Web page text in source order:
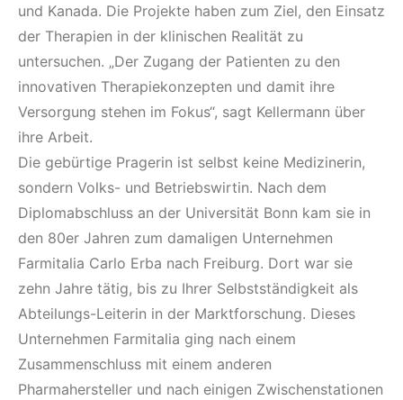
und Kanada. Die Projekte haben zum Ziel, den Einsatz
der Therapien in der klinischen Realität zu
untersuchen. „Der Zugang der Patienten zu den
innovativen Therapiekonzepten und damit ihre
Versorgung stehen im Fokus“, sagt Kellermann über
ihre Arbeit.
Die gebürtige Pragerin ist selbst keine Medizinerin,
sondern Volks- und Betriebswirtin. Nach dem
Diplomabschluss an der Universität Bonn kam sie in
den 80er Jahren zum damaligen Unternehmen
Farmitalia Carlo Erba nach Freiburg. Dort war sie
zehn Jahre tätig, bis zu Ihrer Selbstständigkeit als
Abteilungs-Leiterin in der Marktforschung. Dieses
Unternehmen Farmitalia ging nach einem
Zusammenschluss mit einem anderen
Pharmahersteller und nach einigen Zwischenstationen